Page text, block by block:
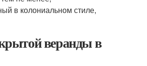
в колониальном стиле,
веранды в